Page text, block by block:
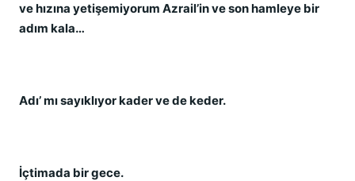
ve hızına yetişemiyorum Azrail’in ve son hamleye bir
adım kala…
Adı’ mı sayıklıyor kader ve de keder.
İçtimada bir gece.